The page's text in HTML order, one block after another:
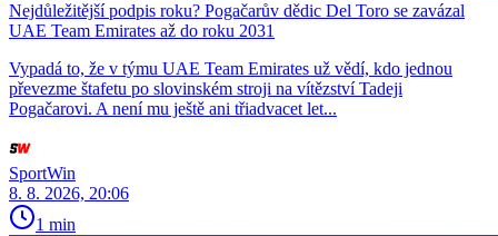
Nejdůležitější podpis roku? Pogačarův dědic Del Toro se zavázal
UAE Team Emirates až do roku 2031
Vypadá to, že v týmu UAE Team Emirates už vědí, kdo jednou
převezme štafetu po slovinském stroji na vítězství Tadeji
Pogačarovi. A není mu ještě ani třiadvacet let...
SportWin
8. 8. 2026, 20:06
1 min